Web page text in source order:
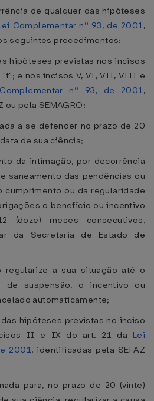
de qualquer das hipóteses
Complementar nº 93, de 2001,
seguintes procedimentos:
hipóteses previstas nos incisos
"f"; e nos incisos V, VI, VII, VIII e
nº 93, de 2001,
pela SEMAGRO:
a se defender no prazo de 20
de sua ciência;
da intimação, por decorrência
saneamento das pendências ou
cumprimento ou da regularidade
o benefício ou incentivo
(doze) meses consecutivos,
da Secretaria de Estado de
regularize a sua situação até o
suspensão, o incentivo ou
automaticamente;
hipóteses previstas no inciso
II e IX do art. 21 da Lei
2001, identificadas pela SEFAZ
para, no prazo de 20 (vinte)